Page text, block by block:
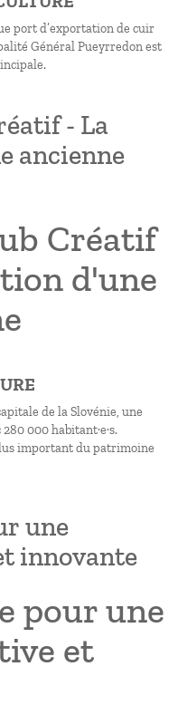
port d’exportation de cuir
Général Pueyrredon est
- La
ancienne
Créatif
d'une
de la Slovénie, une
000 habitant·e·s.
important du patrimoine
une
innovante
pour une
et